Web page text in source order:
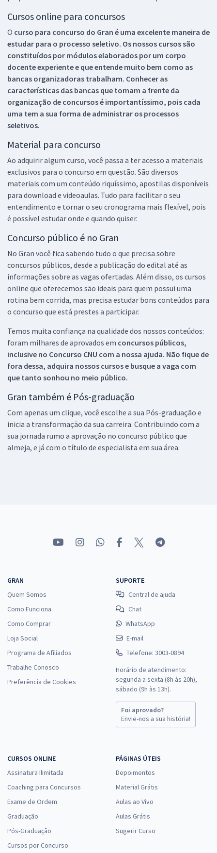
Cursos online para concursos
O curso para concurso do Gran é uma excelente maneira de
estudar para o processo seletivo. Os nossos cursos são
constituídos por módulos elaborados por um corpo
docente experiente e que entende muito bem como as
bancas organizadoras trabalham. Conhecer as
características das bancas que tomam a frente da
organização de concursos é importantíssimo, pois cada
uma tem a sua forma de administrar os processos
seletivos.
Material para concurso
Ao adquirir algum curso, você passa a ter acesso a materiais
exclusivos para o concurso em questão. São diversos
materiais com um conteúdo riquíssimo, apostilas disponíveis
para download e videoaulas. Tudo para facilitar o seu
entendimento e tornar o seu cronograma mais flexível, pois
é possível estudar onde e quando quiser.
Concurso público é no Gran
No Gran você fica sabendo tudo o que precisa sobre
concursos públicos, desde a publicação do edital até as
informações sobre as vagas ofertadas. Além disso, os cursos
online que oferecemos são ideais para quem possui uma
rotina bem corrida, mas precisa estudar bons conteúdos para
o concurso que está prestes a participar.
Temos muita confiança na qualidade dos nossos conteúdos:
foram milhares de aprovados em concursos públicos,
inclusive no Concurso CNU com a nossa ajuda. Não fique de
fora dessa, adquira nossos cursos e busque a vaga com
que tanto sonhou no meio público.
Gran também é Pós-graduação
Com apenas um clique, você escolhe a sua Pós-graduação e
inicia a transformação da sua carreira. Contribuindo com a
sua jornada rumo a aprovação no concurso público que
almeja, e já com o título de especialista em sua área.
GRAN
Quem Somos
Como Funciona
Como Comprar
Loja Social
Programa de Afiliados
Trabalhe Conosco
Preferência de Cookies
SUPORTE
Central de ajuda
Chat
WhatsApp
E-mail
Telefone: 3003-0894
Horário de atendimento:
segunda a sexta (8h às 20h),
sábado (9h às 13h).
Foi aprovado?
Envie-nos a sua história!
CURSOS ONLINE
Assinatura Ilimitada
Coaching para Concursos
Exame de Ordem
Graduação
Pós-Graduação
Cursos por Concurso
PÁGINAS ÚTEIS
Depoimentos
Material Grátis
Aulas ao Vivo
Aulas Grátis
Sugerir Curso